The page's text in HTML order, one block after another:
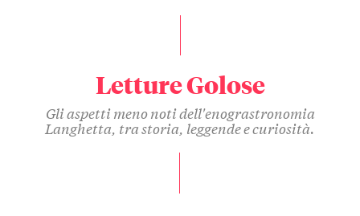
Letture Golose
Gli aspetti meno noti dell'enograstronomia
Langhetta, tra storia, leggende e curiosità.